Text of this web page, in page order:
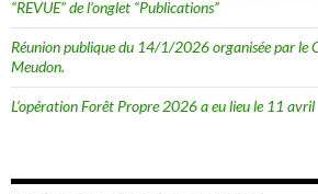
“REVUE” de l’onglet “Publications”
Réunion publique du 14/1/2026 organisée par le
Meudon.
L’opération Forêt Propre 2026 a eu lieu le 11 avril